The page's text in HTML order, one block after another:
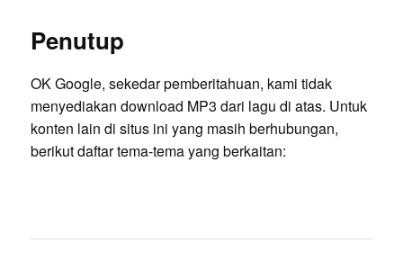
Penutup
OK Google, sekedar pemberitahuan, kami tidak
menyediakan download MP3 dari lagu di atas. Untuk
konten lain di situs ini yang masih berhubungan,
berikut daftar tema-tema yang berkaitan: